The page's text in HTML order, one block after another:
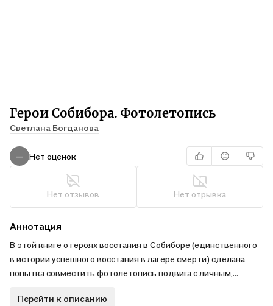
Герои Собибора. Фотолетопись
Светлана Богданова
— Нет оценок
Нет отзывов Нет отрывка
Аннотация
В этой книге о героях восстания в Собиборе (единственного
в истории успешного восстания в лагере смерти) сделана
попытка совместить фотолетопись подвига с личным,
фотографии, собранные по крупицам соратниками,
Перейти к описанию